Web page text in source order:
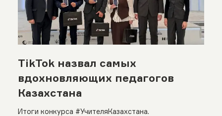
TikTok назвал самых
вдохновляющих педагогов
Казахстана
Итоги конкурса #УчителяКазахстана.